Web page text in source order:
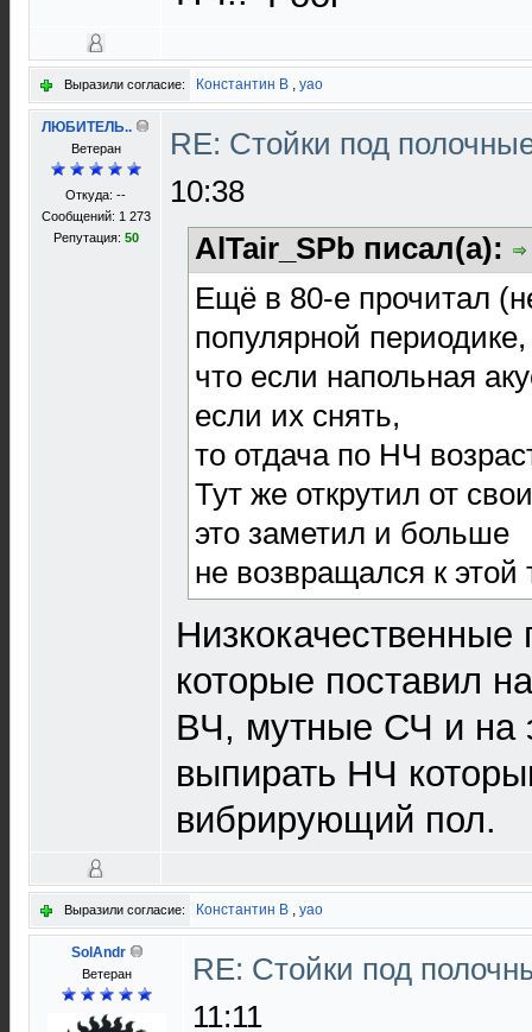
Выразили согласие: Константин В , yao
ЛЮБИТЕЛЬ..
Ветеран
Откуда: --
Сообщений: 1 273
Репутация: 50
RE: Стойки под
10:38
AlTair_SPb писал(а):
Ещё в 80-е прочитал
популярной периодике,
что если напольная
если их снять,
то отдача по НЧ
Тут же открутил от
это заметил и больше
не возвращался к этой
Низкокачественные
которые поставил
ВЧ, мутные СЧ и на
выпирать НЧ
вибрирующий пол.
Выразили согласие: Константин В , yao
SolAndr
Ветеран
RE: Стойки под
11:11